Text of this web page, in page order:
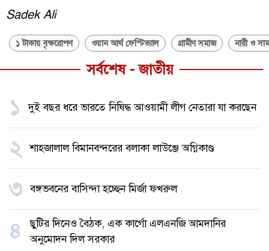
Sadek Ali
১ টাকায় বৃক্ষরোপণ ওয়ান আর্থ ফেস্টিভ্যাল গ্রামীণ সমাজ নারী ও
সর্বশেষ - জাতীয়
১ দুই বছর ধরে ভারতে নিষিদ্ধ আওয়ামী লীগ নেতারা যা করছেন
২ শাহজালাল বিমানবন্দরের বলাকা লাউঞ্জে অগ্নিকাণ্ড
৩ বঙ্গভবনের বাসিন্দা হচ্ছেন মির্জা ফখরুল
৪
ছুটির দিনেও বৈঠক, এক কার্গো এলএনজি আমদানির
অনুমোদন দিল সরকার